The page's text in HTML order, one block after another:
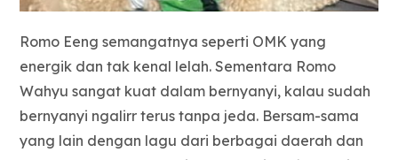
Romo Eeng semangatnya seperti OMK yang
energik dan tak kenal lelah. Sementara Romo
Wahyu sangat kuat dalam bernyanyi, kalau sudah
bernyanyi ngalirr terus tanpa jeda. Bersam-sama
yang lain dengan lagu dari berbagai daerah dan